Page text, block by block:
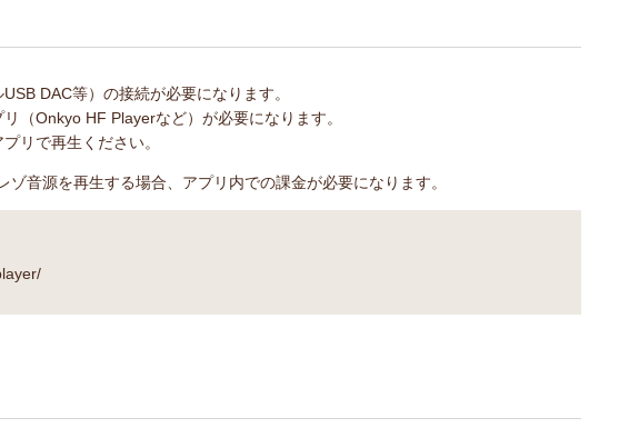
DAC等）の接続が必要になります。
（Onkyo HF Playerなど）が必要になります。
リで再生ください。
音源を再生する場合、アプリ内での課金が必要になります。